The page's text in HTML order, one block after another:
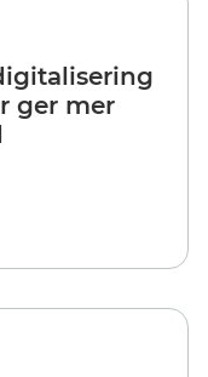
ger mer